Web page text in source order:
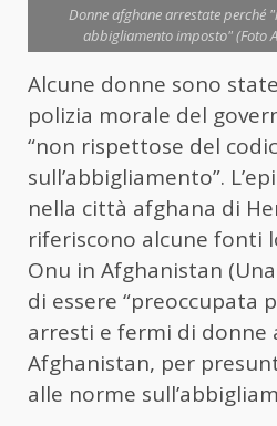
Donne afghane arrestate perché
abbigliamento imposto" (Foto
Alcune donne sono
polizia morale del
“non rispettose del
sull’abbigliamento”.
nella città afghana di
riferiscono alcune fonti
Onu in Afghanistan
di essere “preoccupata
arresti e fermi di donne
Afghanistan, per
alle norme